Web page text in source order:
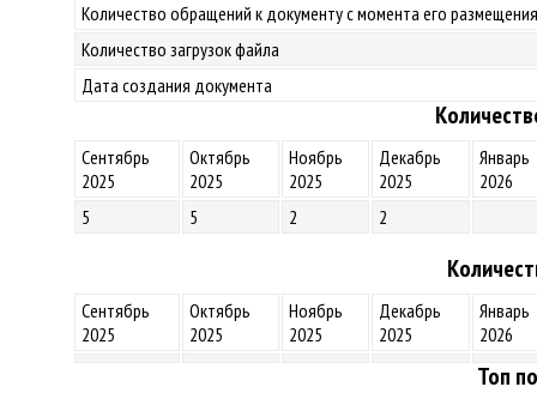
Количество обращений к документу с момента его
Количество загрузок файла
Дата создания документа
Сентябрь
2025
Октябрь
2025
Ноябрь
2025
Декабрь
2025
Январь
2026
5
5 2 2
Сентябрь
2025
Октябрь
2025
Ноябрь
2025
Декабрь
2025
Январь
2026
Топ